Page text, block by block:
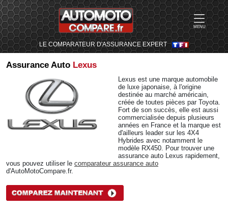
MENU
LE COMPARATEUR D'ASSURANCE EXPERT
Assurance Auto Lexus
Lexus est une marque automobile
de luxe japonaise, à l'origine
destinée au marché américain,
créée de toutes pièces par Toyota.
Fort de son succès, elle est aussi
commercialisée depuis plusieurs
années en France et la marque est
d'ailleurs leader sur les 4X4
Hybrides avec notamment le
modèle RX450. Pour trouver une
assurance auto Lexus rapidement,
vous pouvez utiliser le comparateur assurance auto
d'AutoMotoCompare.fr.